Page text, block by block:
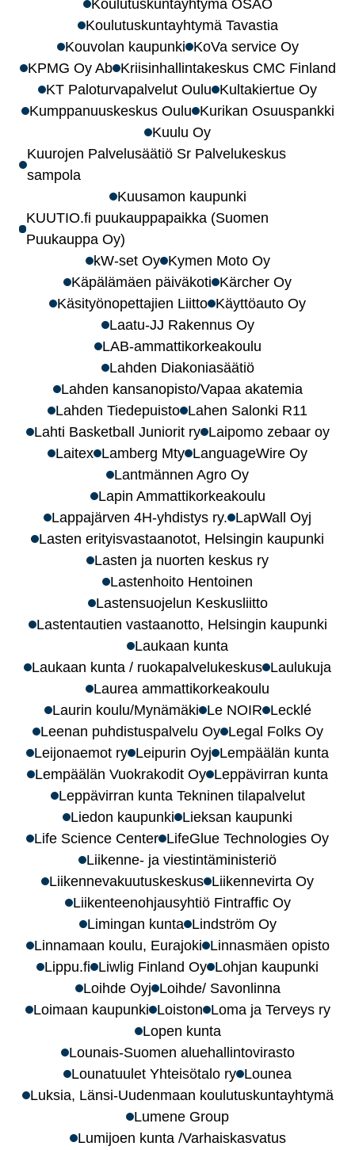
Koulutuskuntayhtymä OSAO
Koulutuskuntayhtymä Tavastia
Kouvolan kaupunki KoVa service Oy
KPMG Oy Ab Kriisinhallintakeskus CMC Finland
KT Paloturvapalvelut Oulu Kultakiertue Oy
Kumppanuuskeskus Oulu Kurikan Osuuspankki
Kuulu Oy
Kuurojen Palvelusäätiö Sr Palvelukeskus
sampola
Kuusamon kaupunki
KUUTIO.fi puukauppapaikka (Suomen
Puukauppa Oy)
kW-set Oy Kymen Moto Oy
Käpälämäen päiväkoti Kärcher Oy
Käsityönopettajien Liitto Käyttöauto Oy
Laatu-JJ Rakennus Oy
LAB-ammattikorkeakoulu
Lahden Diakoniasäätiö
Lahden kansanopisto/Vapaa akatemia
Lahden Tiedepuisto Lahen Salonki R11
Lahti Basketball Juniorit ry Laipomo zebaar oy
Laitex Lamberg Mty LanguageWire Oy
Lantmännen Agro Oy
Lapin Ammattikorkeakoulu
Lappajärven 4H-yhdistys ry. LapWall Oyj
Lasten erityisvastaanotot, Helsingin kaupunki
Lasten ja nuorten keskus ry
Lastenhoito Hentoinen
Lastensuojelun Keskusliitto
Lastentautien vastaanotto, Helsingin kaupunki
Laukaan kunta
Laukaan kunta / ruokapalvelukeskus Laulukuja
Laurea ammattikorkeakoulu
Laurin koulu/Mynämäki Le NOIR Lecklé
Leenan puhdistuspalvelu Oy Legal Folks Oy
Leijonaemot ry Leipurin Oyj Lempäälän kunta
Lempäälän Vuokrakodit Oy Leppävirran kunta
Leppävirran kunta Tekninen tilapalvelut
Liedon kaupunki Lieksan kaupunki
Life Science Center LifeGlue Technologies Oy
Liikenne- ja viestintäministeriö
Liikennevakuutuskeskus Liikennevirta Oy
Liikenteenohjausyhtiö Fintraffic Oy
Limingan kunta Lindström Oy
Linnamaan koulu, Eurajoki Linnasmäen opisto
Lippu.fi Liwlig Finland Oy Lohjan kaupunki
Loihde Oyj Loihde/ Savonlinna
Loimaan kaupunki Loiston Loma ja Terveys ry
Lopen kunta
Lounais-Suomen aluehallintovirasto
Lounatuulet Yhteisötalo ry Lounea
Luksia, Länsi-Uudenmaan koulutuskuntayhtymä
Lumene Group
Lumijoen kunta /Varhaiskasvatus